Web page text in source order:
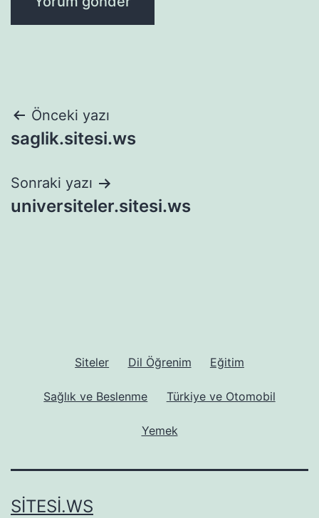
Yazı
gezinmesi
Önceki yazı
saglik.sitesi.ws
Sonraki yazı
universiteler.sitesi.ws
Siteler Dil Öğrenim Eğitim
Sağlık ve Beslenme Türkiye ve Otomobil
Yemek
SITESI.WS